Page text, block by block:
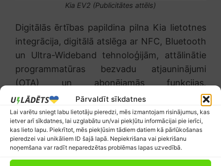
Pārvaldīt sīkdatnes
Lai varētu sniegt labu lietotāju pieredzi, mēs izmantojam risinājumus, kas
ietver arī sīkdatnes, lai uzglabātu un/vai piekļūtu informācijai pie ierīci,
kas lieto lapu. Piekrītot, mēs piekļūsim tādiem datiem kā pārlūkošanas
pieredzei vai unikāliem ID šajā lapā. Nepiekrišana vai piekrišanu
noņemšana var radīt neparedzētas problēmas lapas uzvedībā.
Kia EV2 (Publicitātes attēls)
Digitālās ērtības papildina pilna Kia lietotnes
integrācija, digitālā atslēga ar NFC, Bluetooth
un Ultra-Wideband tehnoloģijām, attālinātie
programmatūras bezvadu atjauninājumi
(OTA) un abonējamās funkcijas.
Papildaprīkojumā pieejama arī
Harman/Kardon audio sistēma ar astoņiem
skaļruņiem.
Atbildīga izvēle elektriskai